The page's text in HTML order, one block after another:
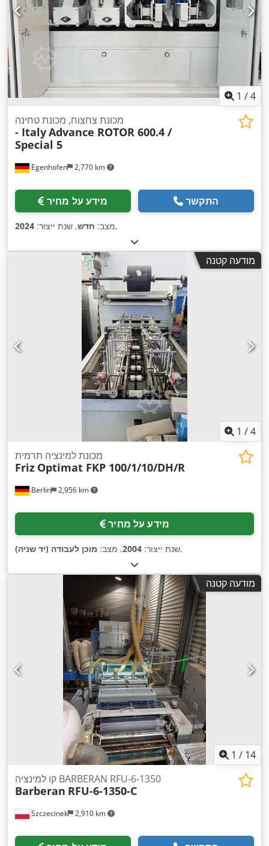
1 /4
Egenhofen 2,770 km
מכונת צחצוח, מכונת טחינה
- ItalyAdvance ROTOR 600.4 /
Special 5
מידע על מחיר התקשר
מצב: חדש, שנת ייצור: 2024 ,
מודעה קטנה
1 /4
Berlin 2,956 km
מכונת למינציה תרמית
Friz Optimat FKP 100/1/10/DH/R
מידע על מחיר
שנת ייצור: 2004, מצב: מוכן לעבודה (יד שניה) ,
מודעה קטנה
1 / 14
Szczecinek 2,910 km
קו למינציה BARBERAN RFU-6-1350
Barberan RFU-6-1350-C